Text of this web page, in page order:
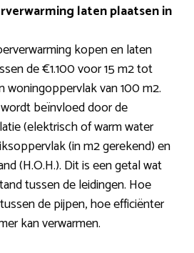
laten plaatsen in
kopen en laten
de €1.100 voor 15 m2 tot
van 100 m2.
beïnvloed door de
(elektrisch of warm water
(in m2 gerekend) en
(H.O.H.). Dit is een getal wat
tussen de leidingen. Hoe
de pijpen, hoe efficiënter
kan verwarmen.